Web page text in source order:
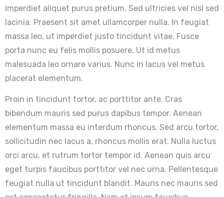
imperdiet aliquet purus pretium. Sed ultricies vel nisl sed
lacinia. Praesent sit amet ullamcorper nulla. In feugiat
massa leo, ut imperdiet justo tincidunt vitae. Fusce
porta nunc eu felis mollis posuere. Ut id metus
malesuada leo ornare varius. Nunc in lacus vel metus
placerat elementum.
Proin in tincidunt tortor, ac porttitor ante. Cras
bibendum mauris sed purus dapibus tempor. Aenean
elementum massa eu interdum rhoncus. Sed arcu tortor,
sollicitudin nec lacus a, rhoncus mollis erat. Nulla luctus
orci arcu, et rutrum tortor tempor id. Aenean quis arcu
eget turpis faucibus porttitor vel nec urna. Pellentesque
feugiat nulla ut tincidunt blandit. Mauris nec mauris sed